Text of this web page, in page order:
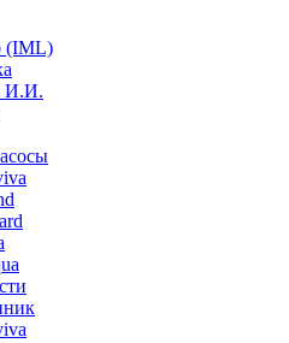
(IML)
И.И.